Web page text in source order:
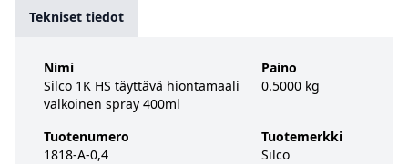
Tekniset tiedot
Nimi
Silco 1K HS täyttävä hiontamaali
valkoinen spray 400ml
Tuotenumero
1818-A-0,4
Paino
0.5000 kg
Tuotemerkki
Silco